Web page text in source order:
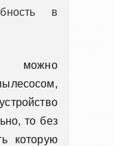
в
можно
то без
которую